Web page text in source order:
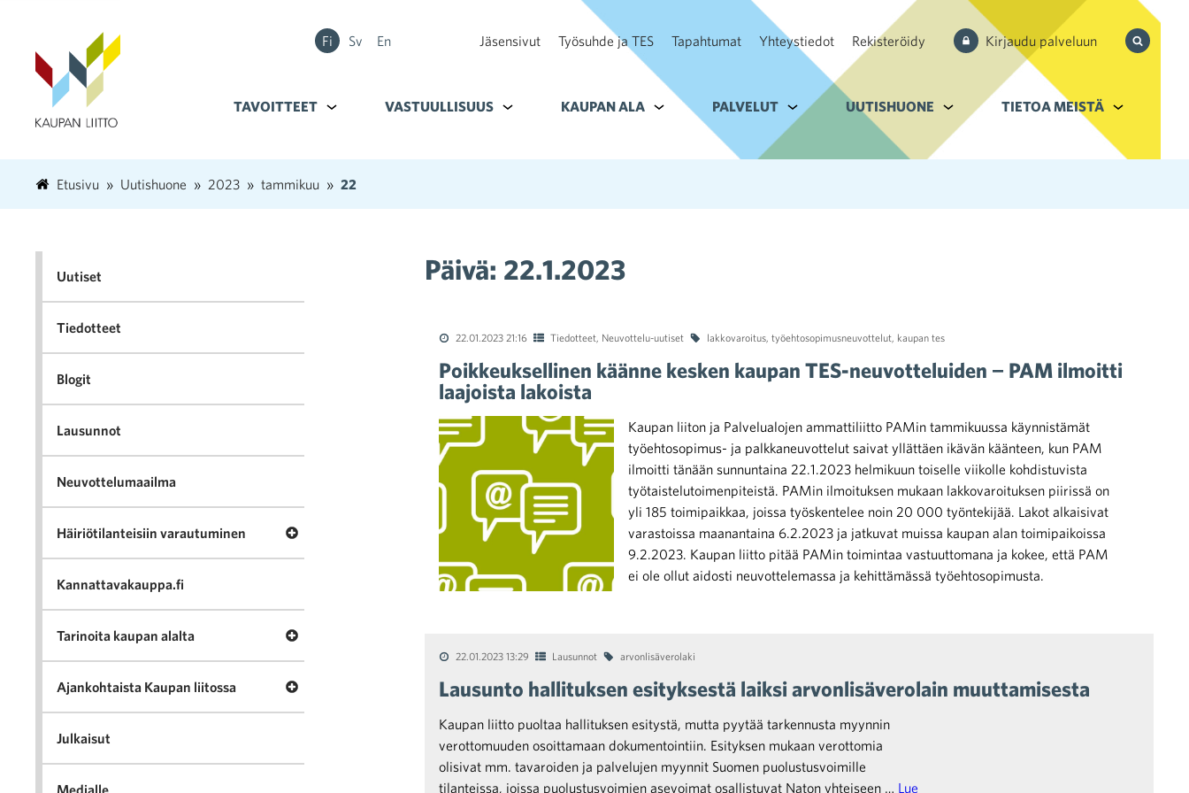
Fi Sv En Jäsensivut Työsuhde ja TES Tapahtumat Yhteystiedot Rekisteröidy Kirjaudu palveluun
Hae
sivustolta
TAVOITTEET Alavalikko kohteelle Tavoitteet
VASTUULLISUUS Alavalikko kohteelle Vastuullisuus
KAUPAN ALA Alavalikko kohteelle Kaupan ala
PALVELUT Alavalikko kohteelle Palvelut
UUTISHUONE Alavalikko kohteelle Uutishuone
TIETOA MEISTÄ Alavalikko
Etusivu Uutishuone 2023 tammikuu 22
Päivä: 22.1.2023
22.01.2023 21:16 Tiedotteet, Neuvottelu-uutiset lakkovaroitus, työehtosopimusneuvottelut, kaupan tes
Poikkeuksellinen käänne kesken kaupan TES-neuvotteluiden − PAM ilmoitti
laajoista lakoista
Kaupan liiton ja Palvelualojen ammattiliitto PAMin tammikuussa käynnistämät
työehtosopimus- ja palkkaneuvottelut saivat yllättäen ikävän käänteen, kun PAM
ilmoitti tänään sunnuntaina 22.1.2023 helmikuun toiselle viikolle kohdistuvista
työtaistelutoimenpiteistä. PAMin ilmoituksen mukaan lakkovaroituksen piirissä on
yli 185 toimipaikkaa, joissa työskentelee noin 20 000 työntekijää. Lakot alkaisivat
varastoissa maanantaina 6.2.2023 ja jatkuvat muissa kaupan alan toimipaikoissa
9.2.2023. Kaupan liitto pitää PAMin toimintaa vastuuttomana ja kokee, että PAM
ei ole ollut aidosti neuvottelemassa ja kehittämässä työehtosopimusta.
22.01.2023 13:29 Lausunnot arvonlisäverolaki
Lausunto hallituksen esityksestä laiksi arvonlisäverolain muuttamisesta
Kaupan liitto puoltaa hallituksen esitystä, mutta pyytää tarkennusta myynnin
verottomuuden osoittamaan dokumentointiin. Esityksen mukaan verottomia
olisivat mm. tavaroiden ja palvelujen myynnit Suomen puolustusvoimille
tilanteissa, joissa puolustusvoimien asevoimat osallistuvat Naton yhteiseen … Lue
Uutiset
Tiedotteet
Blogit
Lausunnot
Neuvottelumaailma
Häiriötilanteisiin varautuminen Avaa valikko Häiriötilanteisiin varautuminen
Kannattavakauppa.fi
Tarinoita kaupan alalta Avaa valikko Tarinoita kaupan alalta
Ajankohtaista Kaupan liitossa Avaa valikko Ajankohtaista Kaupan liitossa
Julkaisut
Medialle